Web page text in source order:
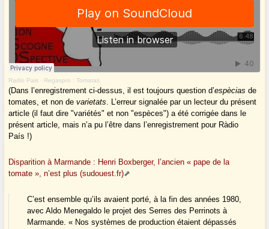
Radio Pais · Regaspro : Tomatas
(Dans l’enregistrement ci-dessus, il est toujours question d’espècias de
tomates, et non devarietats. L’erreur signalée par un lecteur du présent
article (il faut dire "variétés" et non "espèces") a été corrigée dans le
présent article, mais n’a pu l’être dans l’enregistrement pour Ràdio
País !)
Disparition à Marmande : Henri Boxberger, l’ancien « pape de la
tomate », n’est plus (sudouest.fr)
C’est ensemble qu’ils avaient porté, à la fin des années 1980,
avec Aldo Menegaldo le projet des Serres des Perrinots à
Marmande. « Nos systèmes de production étaient dépassés